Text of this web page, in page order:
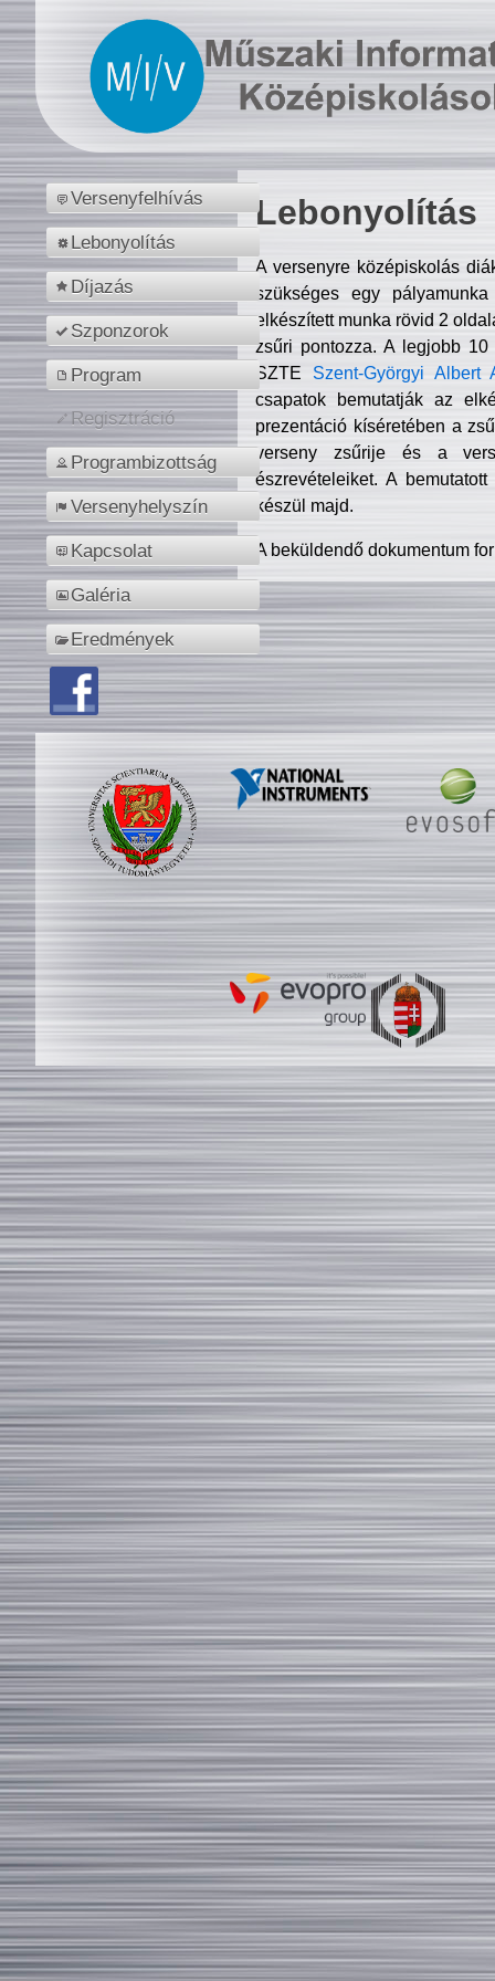
Versenyfelhívás
Lebonyolítás
Díjazás
Szponzorok
Program
Regisztráció
Programbizottság
Versenyhelyszín
Kapcsolat
Galéria
Eredmények
Lebonyolítás
A versenyre középiskolás
szükséges egy
elkészített munka rövid 2
zsűri pontozza. A legjobb
SZTE Szent-Györgyi Albert
csapatok bemutatják az
prezentáció kíséretében a
verseny zsűrije és a
észrevételeiket. A
készül majd.
A beküldendő dokumentum